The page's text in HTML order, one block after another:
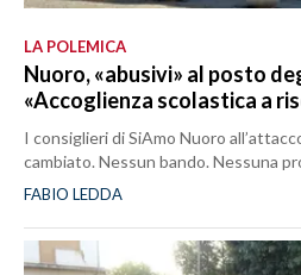
LA POLEMICA
Nuoro, «abusivi» al posto
«Accoglienza scolastica a
I consiglieri di SiAmo Nuoro
cambiato. Nessun bando. Nessuna
FABIO LEDDA